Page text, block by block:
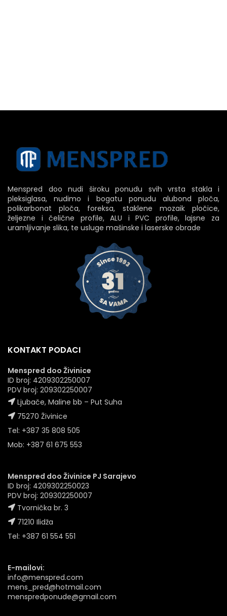
Menspred doo nudi široku ponudu svih vrsta stakla i
pleksiglasa, nudimo i bogatu ponudu alubond ploča,
polikarbonat ploča, foreksa, staklene mozaik pločice,
željezne i čelične profile, ALU i PVC profile, lajsne za
uramljivanje slika, te usluge mašinske i laserske obrade
KONTAKT PODACI
Menspred doo Živinice
ID broj: 4209302250007
PDV broj: 209302250007
Ljubače, Maline bb – Put Suha
75270 Živinice
Tel: +387 35 808 505
Mob: +387 61 675 553
Menspred doo Živinice PJ Sarajevo
ID broj: 4209302250023
PDV broj: 209302250007
Tvornička br. 3
71210 Ilidža
Tel: +387 61 554 551
E-mailovi:
info@menspred.com
mens_pred@hotmail.com
menspredponude@gmail.com